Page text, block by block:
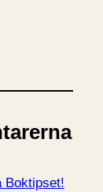
Boktipset!